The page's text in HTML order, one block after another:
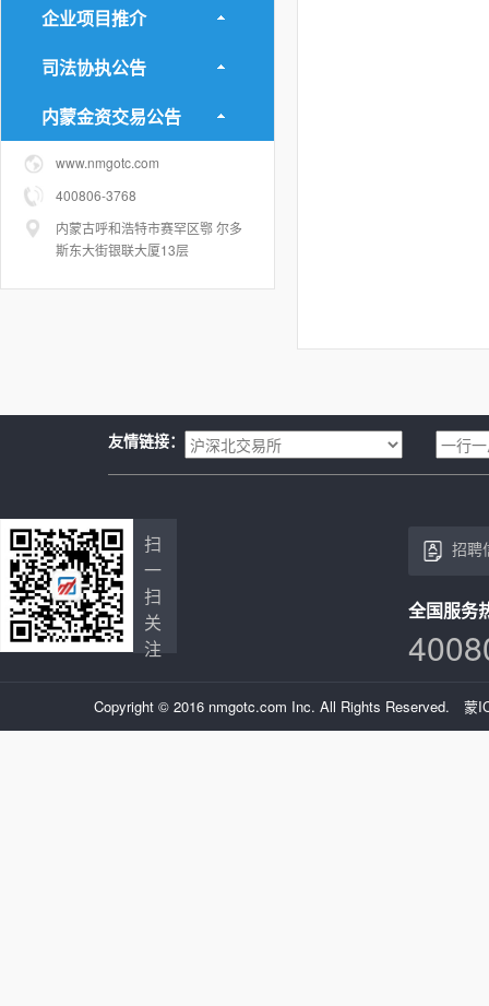
企业项目推介
司法协执公告
内蒙金资交易公告
www.nmgotc.com
400806-3768
内蒙古呼和浩特市赛罕区鄂 尔多
斯东大街银联大厦13层
友情链接：
扫
一
扫
关
注
招聘
全国服务
Copyright © 2016 nmgotc.com Inc. All Rights Reserved. 蒙